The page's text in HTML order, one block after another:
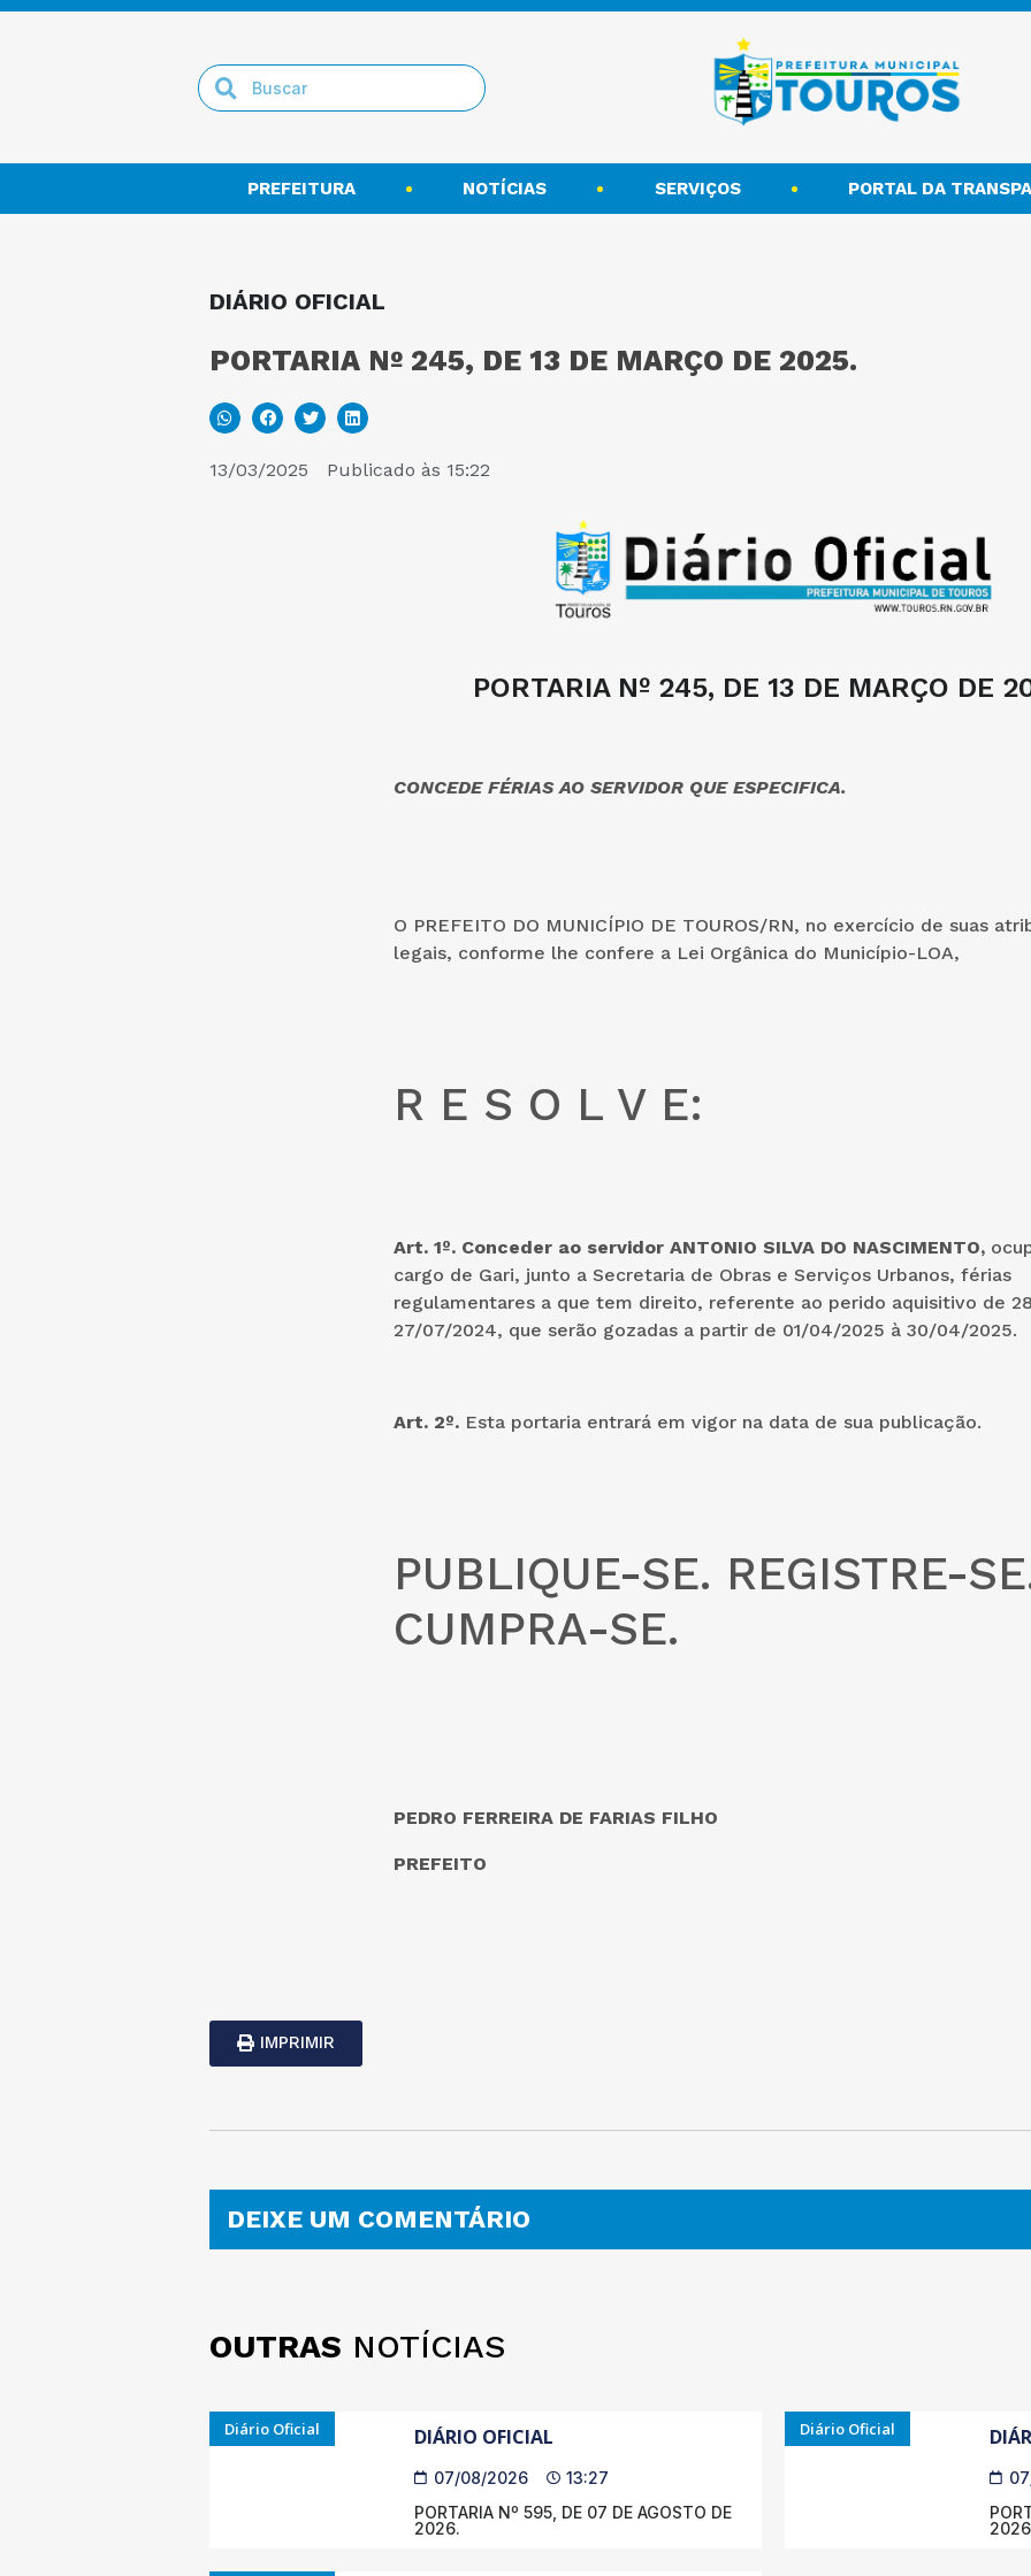
PREFEITURA NOTÍCIAS SERVIÇOS PORTAL DA
DIÁRIO OFICIAL
PORTARIA Nº 245, DE 13 DE MARÇO DE 2025.
13/03/2025 Publicado às 15:22
PORTARIA Nº 245, DE 13 DE MARÇO DE
CONCEDE FÉRIAS AO SERVIDOR QUE ESPECIFICA.
O PREFEITO DO MUNICÍPIO DE TOUROS/RN, no exercício de suas
legais, conforme lhe confere a Lei Orgânica do Município-LOA,
R E S O L V E:
Art. 1º. Conceder ao servidor ANTONIO SILVA DO NASCIMENTO,
cargo de Gari, junto a Secretaria de Obras e Serviços Urbanos, férias
regulamentares a que tem direito, referente ao perido aquisitivo de
27/07/2024, que serão gozadas a partir de 01/04/2025 à 30/04/2025.
Art. 2º. Esta portaria entrará em vigor na data de sua publicação.
PUBLIQUE-SE. REGISTRE-
CUMPRA-SE.
PEDRO FERREIRA DE FARIAS FILHO
PREFEITO
IMPRIMIR
DEIXE UM COMENTÁRIO
OUTRAS NOTÍCIAS
Diário Oficial DIÁRIO OFICIAL
07/08/2026
13:27
PORTARIA Nº 595, DE 07 DE AGOSTO DE
2026.
Diário Oficial